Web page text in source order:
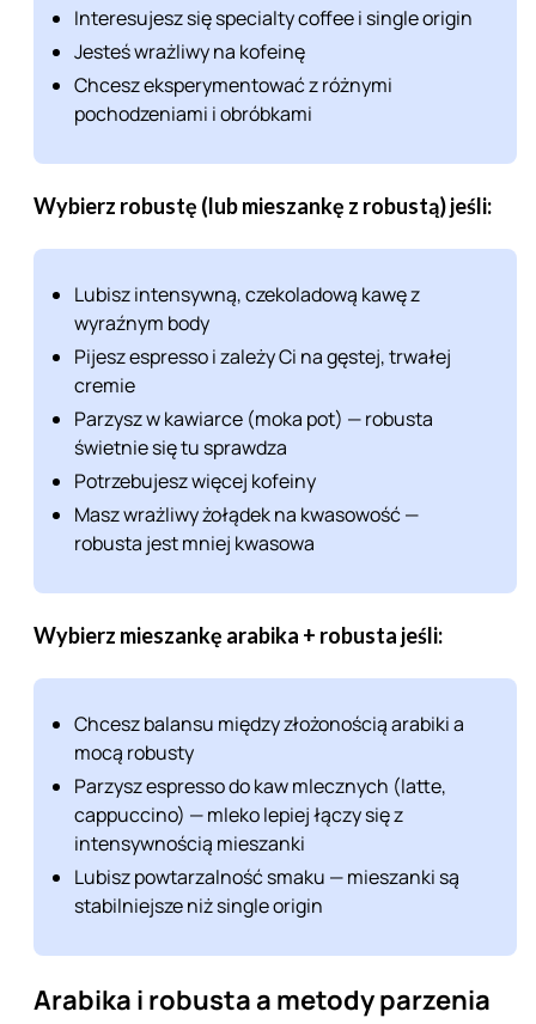
Interesujesz się specialty coffee i single origin
Jesteś wrażliwy na kofeinę
Chcesz eksperymentować z różnymi
pochodzeniami i obróbkami
Wybierz robustę (lub mieszankę z robustą) jeśli:
Lubisz intensywną, czekoladową kawę z
wyraźnym body
Pijesz espresso i zależy Ci na gęstej, trwałej
cremie
Parzysz w kawiarce (moka pot) — robusta
świetnie się tu sprawdza
Potrzebujesz więcej kofeiny
Masz wrażliwy żołądek na kwasowość —
robusta jest mniej kwasowa
Wybierz mieszankę arabika + robusta jeśli:
Chcesz balansu między złożonością arabiki a
mocą robusty
Parzysz espresso do kaw mlecznych (latte,
cappuccino) — mleko lepiej łączy się z
intensywnością mieszanki
Lubisz powtarzalność smaku — mieszanki są
stabilniejsze niż single origin
Arabika i robusta a metody parzenia